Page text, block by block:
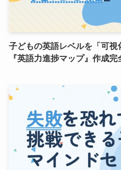
子どもの英語レベルを「可視
『英語力進捗マップ』作成完